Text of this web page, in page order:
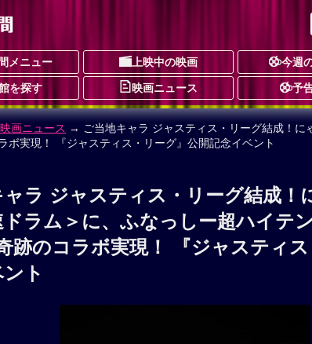
メニュー 上映中の映画 今週
を探す 映画ニュース 予
映画ニュース → ご当地キャラ ジャスティス・リーグ結成！に
ボ実現！ 『ジャスティス・リーグ』公開記念イベント
ャラ ジャスティス・リーグ結成！
ドラム＞に、ふなっしー超ハイテ
跡のコラボ実現！ 『ジャスティ
ト